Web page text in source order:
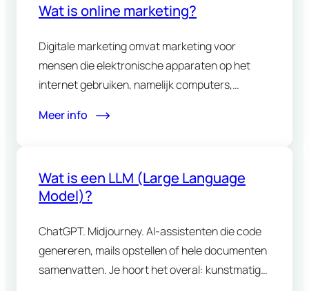
Wat is online marketing?
Digitale marketing omvat marketing voor
mensen die elektronische apparaten op het
internet gebruiken, namelijk computers,
Meer info
Wat is een LLM (Large Language
Model)?
ChatGPT. Midjourney. AI-assistenten die code
genereren, mails opstellen of hele documenten
samenvatten. Je hoort het overal: kunstmatige